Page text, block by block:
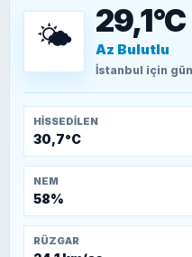
TEOMAN
Kütahya-
🌤️ 29,1°C
Az Bulutlu
İstanbul için
HISSEDILEN
30,7°C
NEM
58%
RÜZGAR